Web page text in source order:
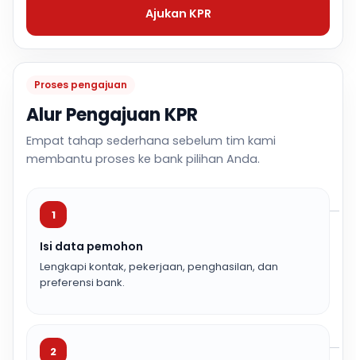
Proses pengajuan
Alur Pengajuan KPR
Empat tahap sederhana sebelum tim kami
membantu proses ke bank pilihan Anda.
1
Isi data pemohon
Lengkapi kontak, pekerjaan, penghasilan, dan
preferensi bank.
2
Ajukan KPR